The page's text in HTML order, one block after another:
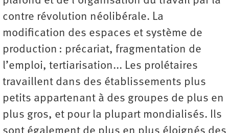
contre révolution néolibérale. La
modification des espaces et système de
production : précariat, fragmentation de
l’emploi, tertiarisation... Les prolétaires
travaillent dans des établissements plus
petits appartenant à des groupes de plus en
plus gros, et pour la plupart mondialisés. Ils